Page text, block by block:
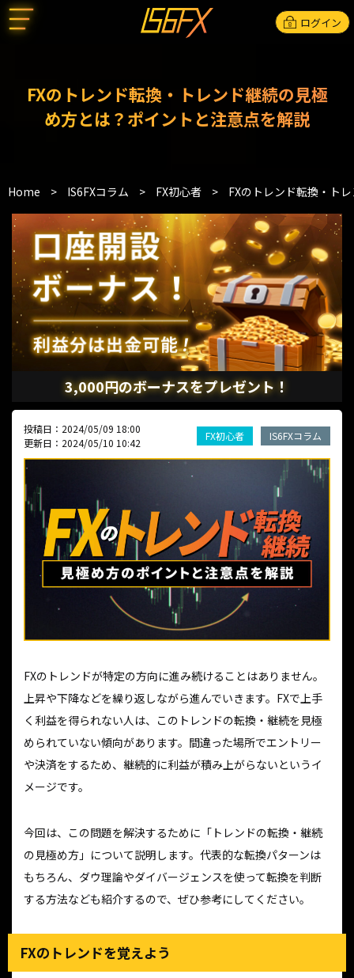
ログイン
FXのトレンド転換・トレンド継続の見極
め方とは？ポイントと注意点を解説
Home > IS6FXコラム > FX初心者 > FXのトレンド転換・ト
3,000円のボーナスをプレゼント！
投稿日：2024/05/09 18:00
更新日：2024/05/10 10:42
FX初心者 IS6FXコラム
FXのトレンドが特定の方向に進み続けることはありません。
上昇や下降などを繰り返しながら進んでいきます。FXで上手
く利益を得られない人は、このトレンドの転換・継続を見極
められていない傾向があります。間違った場所でエントリー
や決済をするため、継続的に利益が積み上がらないというイ
メージです。
今回は、この問題を解決するために「トレンドの転換・継続
の見極め方」について説明します。代表的な転換パターンは
もちろん、ダウ理論やダイバージェンスを使って転換を判断
する方法なども紹介するので、ぜひ参考にしてください。
FXのトレンドを覚えよう